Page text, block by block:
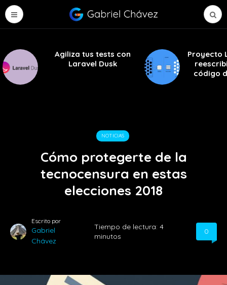
Agiliza tus tests con
Laravel Dusk
Proyecto
código
NOTICIAS
Cómo protegerte de la
tecnocensura en estas
elecciones 2018
Escrito por
Gabriel
Chávez
Tiempo de lectura: 4
minutos
0